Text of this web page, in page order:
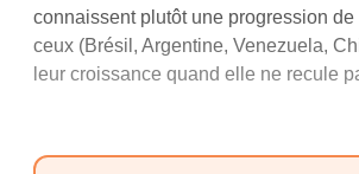
connaissent plutôt une progression
ceux (Brésil, Argentine, Venezuela,
leur croissance quand elle ne recule